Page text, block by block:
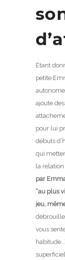
Étant
petite
ajoute
pour lui
débuts
qui
la relation
par
“au plus
jeu,
débrouille
vous